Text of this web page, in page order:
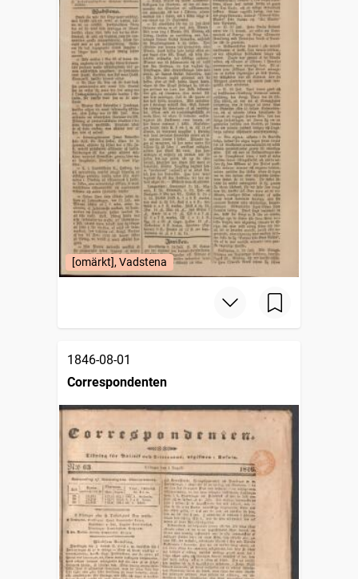
[omärkt], Vadstena
1846-08-01
Correspondenten